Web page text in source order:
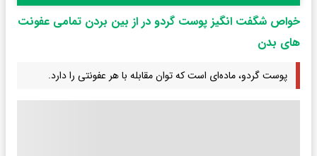
خواص شگفت انگیز پوست گردو در از بین بردن تمامی عفونت
های بدن
پوست گردو، ماده‌ای است که توان مقابله با هر عفونتی را دارد.